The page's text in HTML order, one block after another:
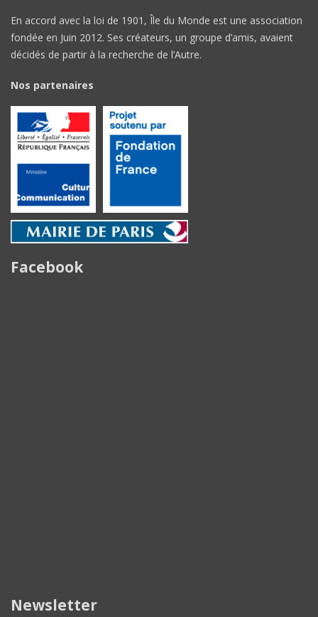
En accord avec la loi de 1901, Île du Monde est une association
fondée en Juin 2012. Ses créateurs, un groupe d’amis, avaient
décidés de partir à la recherche de l’Autre.
Nos partenaires
Facebook
Newsletter